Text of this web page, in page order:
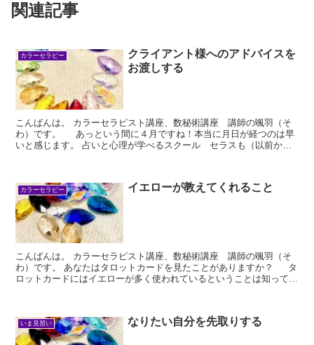
関連記事
カラーセラピー
クライアント様へのアドバイスを
お渡しする
こんばんは。 カラーセラピスト講座、数秘術講座 講師の颯羽（そ
わ）です。 あっという間に４月ですね！本当に月日が経つのは早
いと感じます。 占いと心理が学べるスクール セラスも（以前から
カラーセラピー イエローが教えてくれること
こんばんは。 カラーセラピスト講座、数秘術講座 講師の颯羽（そ
わ）です。 あなたはタロットカードを見たことがありますか？ タ
ロットカードにはイエローが多く使われているということは知ってい
いま見習い なりたい自分を先取りする